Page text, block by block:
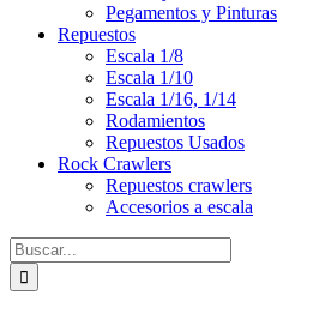
Pegamentos y Pinturas
Repuestos
Escala 1/8
Escala 1/10
Escala 1/16, 1/14
Rodamientos
Repuestos Usados
Rock Crawlers
Repuestos crawlers
Accesorios a escala
Buscar: